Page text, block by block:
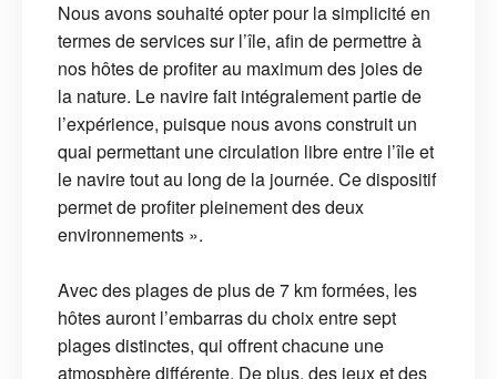
Nous avons souhaité opter pour la simplicité en
termes de services sur l’île, afin de permettre à
nos hôtes de profiter au maximum des joies de
la nature. Le navire fait intégralement partie de
l’expérience, puisque nous avons construit un
quai permettant une circulation libre entre l’île et
le navire tout au long de la journée. Ce dispositif
permet de profiter pleinement des deux
environnements ».
Avec des plages de plus de 7 km formées, les
hôtes auront l’embarras du choix entre sept
plages distinctes, qui offrent chacune une
atmosphère différente. De plus, des jeux et des